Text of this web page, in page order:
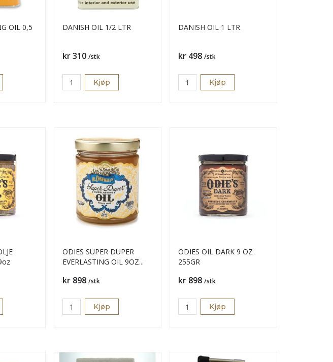
OIL 0,5
DANISH OIL 1/2 LTR
Pris
kr 310 /stk
Kjøp
DANISH OIL 1 LTR
Pris
kr 498 /stk
Kjøp
ODIES SUPER DUPER
EVERLASTING OIL 9OZ
Pris
kr 898 /stk
Kjøp
ODIES OIL DARK 9 OZ
255GR
Pris
kr 898 /stk
Kjøp